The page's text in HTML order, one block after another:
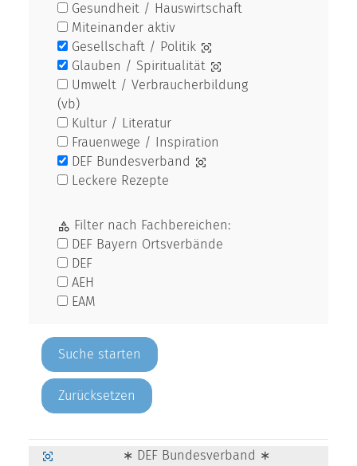
Gesundheit / Hauswirtschaft
Miteinander aktiv
Gesellschaft / Politik
Glauben / Spiritualität
Umwelt / Verbraucherbildung
(vb)
Kultur / Literatur
Frauenwege / Inspiration
DEF Bundesverband
Leckere Rezepte
Filter nach Fachbereichen:
DEF Bayern Ortsverbände
DEF
AEH
EAM
Zurücksetzen
∗ DEF Bundesverband ∗